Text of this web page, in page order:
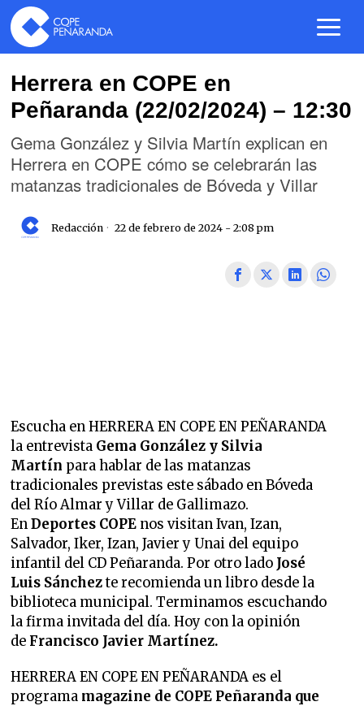
Herrera en COPE en
Peñaranda (22/02/2024) – 12:30
Gema González y Silvia Martín explican en
Herrera en COPE cómo se celebrarán las
matanzas tradicionales de Bóveda y Villar
Redacción 22 de febrero de 2024 - 2:08 pm
Escucha en HERRERA EN COPE EN PEÑARANDA
la entrevista Gema González y Silvia
Martín para hablar de las matanzas
tradicionales previstas este sábado en Bóveda
del Río Almar y Villar de Gallimazo.
EnDeportes COPE nos visitan Ivan, Izan,
Salvador, Iker, Izan, Javier y Unai del equipo
infantil del CD Peñaranda. Por otro lado José
Luis Sánchezte recomienda un libro desde la
biblioteca municipal. Terminamos escuchando
la firma invitada del día. Hoy con la opinión
de Francisco Javier Martínez.
HERRERA EN COPE EN PEÑARANDA es el
programa magazine de COPE Peñaranda que